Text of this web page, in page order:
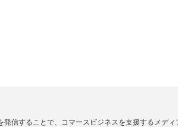
信することで、コマースビジネスを支援するメディ